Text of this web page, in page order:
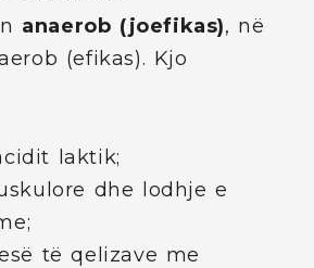
anaerob (joefikas), në
(efikas). Kjo
laktik;
dhe lodhje e
të qelizave me